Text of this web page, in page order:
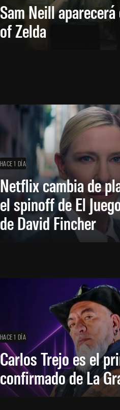
Sam Neill
of Zelda
HACE 1 DÍA
Netflix cambia de
el spinoff de El
de David Fincher
HACE 1 DÍA
Carlos Trejo es el
confirmado de La